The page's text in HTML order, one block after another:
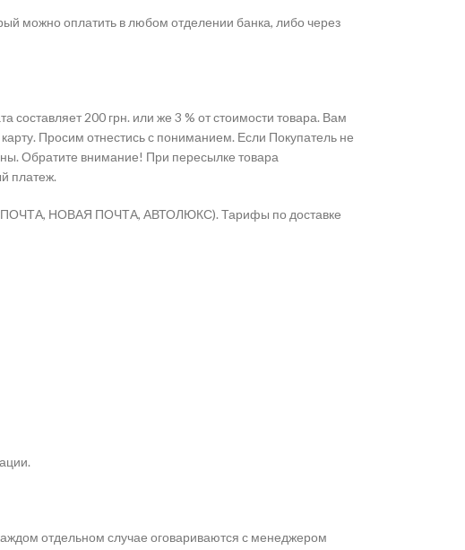
можно оплатить в любом отделении банка, либо через
200 грн. или же 3 % от стоимости товара. Вам
Просим отнестись с пониманием. Если Покупатель не
Обратите внимание! При пересылке товара
платеж.
НОВАЯ ПОЧТА, АВТОЛЮКС). Тарифы по доставке
отдельном случае оговариваются с менеджером